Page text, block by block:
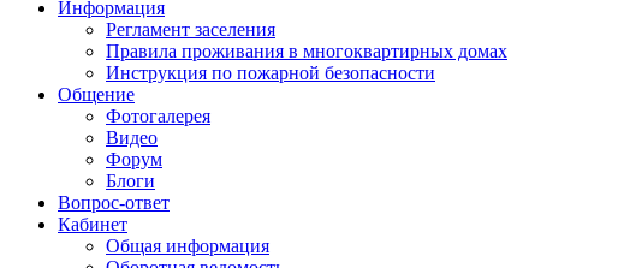
Информация
Регламент заселения
Правила проживания в многоквартирных домах
Инструкция по пожарной безопасности
Общение
Фотогалерея
Видео
Форум
Блоги
Вопрос-ответ
Кабинет
Общая информация